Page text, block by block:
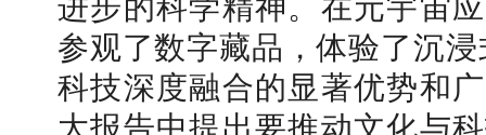
进步的科学精神。在元宇宙
参观了数字藏品，体验了沉
科技深度融合的显著优势和
大报告中提出要推动文化与